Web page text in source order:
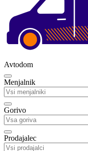
Avtodom
Menjalnik
Gorivo
Prodajalec